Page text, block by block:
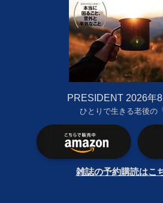
PRESIDENT 2026年
ひとりで生きる老後の
雑誌の予約購読はこ